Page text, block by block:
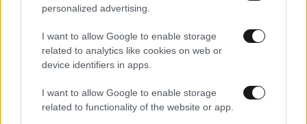
personalized advertising.
I want to allow Google to enable storage
related to analytics like cookies on web or
device identifiers in apps.
I want to allow Google to enable storage
related to functionality of the website or app.
08·08·2026 08:30
Ογκολόγοι προειδοποιούν: Αυτές οι τροφές,